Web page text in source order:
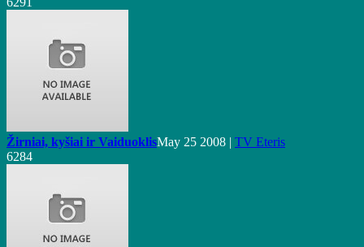
Žirniai, kyšiai ir VaiduoklisMay 25 2008 | TV Eteris
6284